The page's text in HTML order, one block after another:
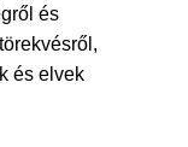
és
és elvek